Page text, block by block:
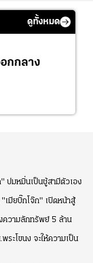
ดูทั้งหมด
กกลาง
ปมหมิ่นเป็นชู้สามีตัวเอง
เมียบิ๊กโจ๊ก" เปิดหน้าสู้
ความลักทรัพย์ 5 ล้าน
ระโขนง จะให้ความเป็น